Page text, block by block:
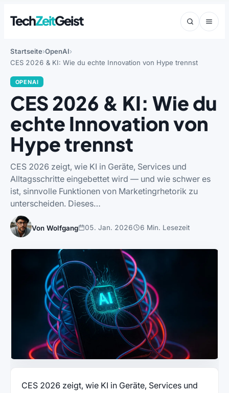
TechZeitGeist
Startseite OpenAI
CES 2026 & KI: Wie du echte Innovation von Hype trennst
OPENAI
CES 2026 & KI: Wie du
echte Innovation von
Hype trennst
CES 2026 zeigt, wie KI in Geräte, Services und
Alltagsschritte eingebettet wird — und wie schwer es
ist, sinnvolle Funktionen von Marketingrhetorik zu
unterscheiden. Dieses…
Von Wolfgang 05. Jan. 2026 6 Min. Lesezeit
CES 2026 zeigt, wie KI in Geräte, Services und